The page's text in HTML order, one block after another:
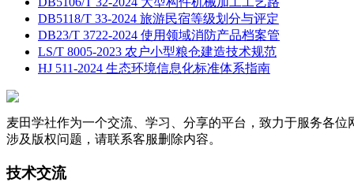
DB5118/T 33-2024 旅游民宿等级划分与评定
DB23/T 3722-2024 使用领域消防产品档案管
LS/T 8005-2023 农户小型粮仓建造技术规范
HJ 511-2024 生态环境信息化标准体系指南
麦田学社作为一个交流、学习、分享的平台，致力于服务各
涉及版权问题，请联系客服删除内容。
技术交流